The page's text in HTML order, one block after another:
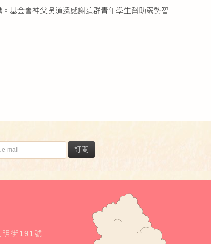
基金會神父吳道遠感謝這群青年學生幫助弱勢智
訂閱
街191號